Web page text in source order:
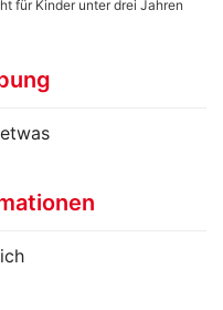
für Kinder unter drei Jahren